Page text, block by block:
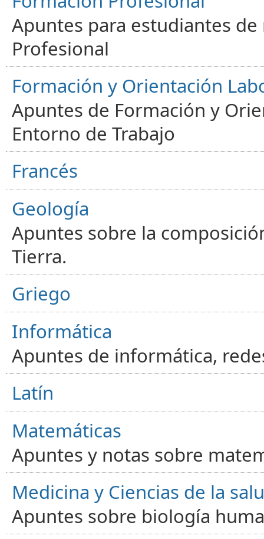
Apuntes para estudiantes
Profesional
Formación y Orientación
Apuntes de Formación y
Entorno de Trabajo
Francés
Geología
Apuntes sobre la
Tierra.
Griego
Informática
Apuntes de informática,
Latín
Matemáticas
Apuntes y notas sobre
Medicina y Ciencias de la
Apuntes sobre biología